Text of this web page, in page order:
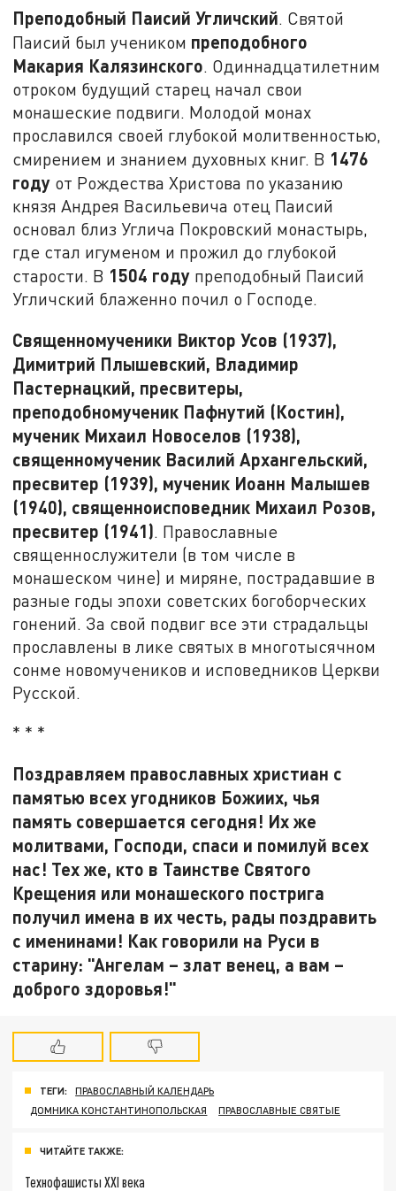
Преподобный Паисий Угличский. Святой
Паисий был учеником преподобного
Макария Калязинского. Одиннадцатилетним
отроком будущий старец начал свои
монашеские подвиги. Молодой монах
прославился своей глубокой молитвенностью,
смирением и знанием духовных книг. В 1476
году от Рождества Христова по указанию
князя Андрея Васильевича отец Паисий
основал близ Углича Покровский монастырь,
где стал игуменом и прожил до глубокой
старости. В 1504 году преподобный Паисий
Угличский блаженно почил о Господе.
Священномученики Виктор Усов (1937),
Димитрий Плышевский, Владимир
Пастернацкий, пресвитеры,
преподобномученик Пафнутий (Костин),
мученик Михаил Новоселов (1938),
священномученик Василий Архангельский,
пресвитер (1939), мученик Иоанн Малышев
(1940), священноисповедник Михаил Розов,
пресвитер (1941). Православные
священнослужители (в том числе в
монашеском чине) и миряне, пострадавшие в
разные годы эпохи советских богоборческих
гонений. За свой подвиг все эти страдальцы
прославлены в лике святых в многотысячном
сонме новомучеников и исповедников Церкви
Русской.
* * *
Поздравляем православных христиан с
памятью всех угодников Божиих, чья
память совершается сегодня! Их же
молитвами, Господи, спаси и помилуй всех
нас! Тех же, кто в Таинстве Святого
Крещения или монашеского пострига
получил имена в их честь, рады поздравить
с именинами! Как говорили на Руси в
старину: "Ангелам – злат венец, а вам –
доброго здоровья!"
ТЕГИ:
ПРАВОСЛАВНЫЙ КАЛЕНДАРЬ
ДОМНИКА КОНСТАНТИНОПОЛЬСКАЯ
ПРАВОСЛАВНЫЕ СВЯТЫЕ
ЧИТАЙТЕ ТАКЖЕ:
Технофашисты XXI века